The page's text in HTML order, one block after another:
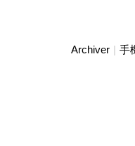
Archiver | 手